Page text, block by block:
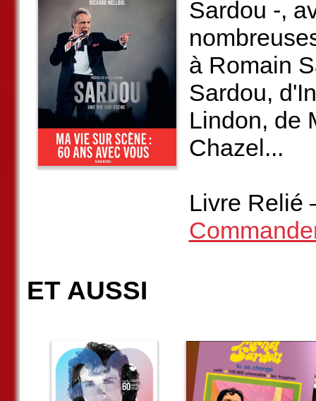
Sardou -,
à Romain
Sardou,
Lindon, de
Chazel...
Livre Relié
ET AUSSI